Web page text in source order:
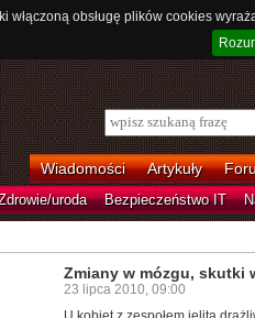
obsługę plików cookies
Wiadomości Artykuły
uroda Bezpieczeństwo IT
Zmiany w mózgu, skutki
23 lipca 2010, 09:00